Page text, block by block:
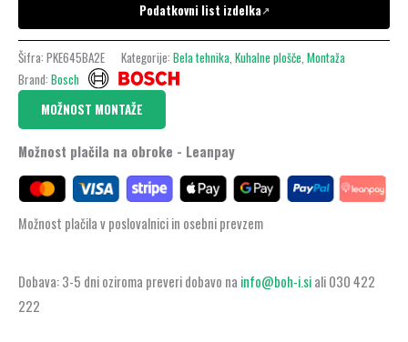
Podatkovni list izdelka↗
Šifra: PKE645BA2E Kategorije: Bela tehnika, Kuhalne plošče, Montaža
Brand: Bosch
MOŽNOST MONTAŽE
Možnost plačila na obroke - Leanpay
Možnost plačila v poslovalnici in osebni prevzem
Dobava: 3-5 dni oziroma preveri dobavo na info@boh-i.siali 030 422
222